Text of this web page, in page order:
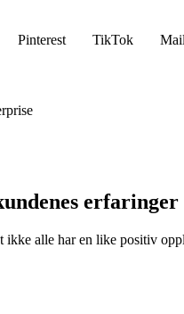
Pinterest TikTok Mail
erfaringer
alle har en like positiv